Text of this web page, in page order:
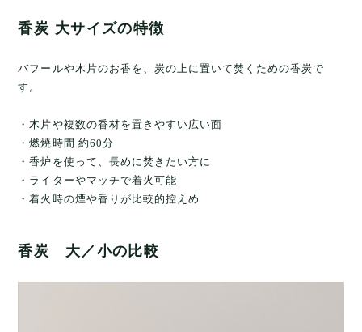
香炭 大サイズの特徴
バフールや木片のお香を、炭の上に置いて焚くための香炭で
す。
・木片や複数の香材を置きやすい広い面
・燃焼時間 約60分
・香炉を使って、長めに焚きたい方に
・ライターやマッチで着火可能
・着火時の煙や香りが比較的控えめ
香炭 大／小の比較